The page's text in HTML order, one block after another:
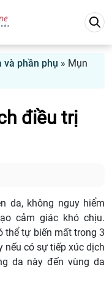
và phần phụ » Mụn
điều trị
da, không nguy hiểm
cảm giác khó chịu.
thể tự biến mất trong 3
nếu có sự tiếp xúc dịch
da này đến vùng da